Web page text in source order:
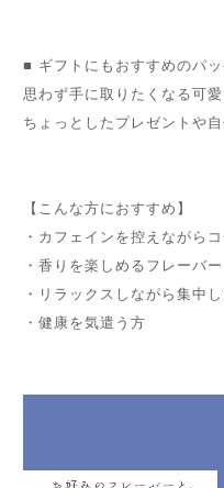
■ ギフトにもおすすめのパッ
思わず手に取りたくなる可愛
ちょっとしたプレゼントや
【こんな方におすすめ】
・カフェインを控えながら
・香りを楽しめるフレーバ
・リラックスしながら集中
・健康を気遣う方